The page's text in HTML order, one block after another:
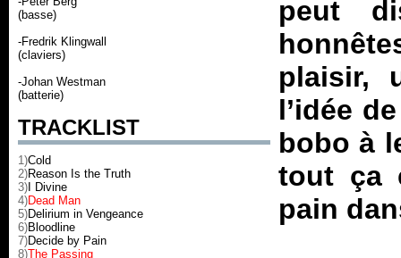
(basse)
-Fredrik Klingwall
(claviers)
-Johan Westman
(batterie)
TRACKLIST
1)Cold
2)Reason Is the Truth
3) I Divine
4)Dead Man
5)Delirium in Vengeance
6)Bloodline
7)Decide by Pain
8)The Passing
peut
plaisir,
l’idée
bobo à
tout ça
pain